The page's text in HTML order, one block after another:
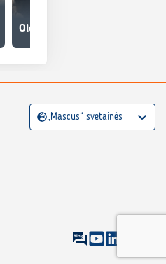
Olofsfors Eco-Baltic
„Mascus“ svetainės